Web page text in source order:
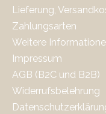
Lieferung,
Zahlungsarten
Weitere
Impressum
AGB (B2C und B2B)
Widerrufsbelehrung